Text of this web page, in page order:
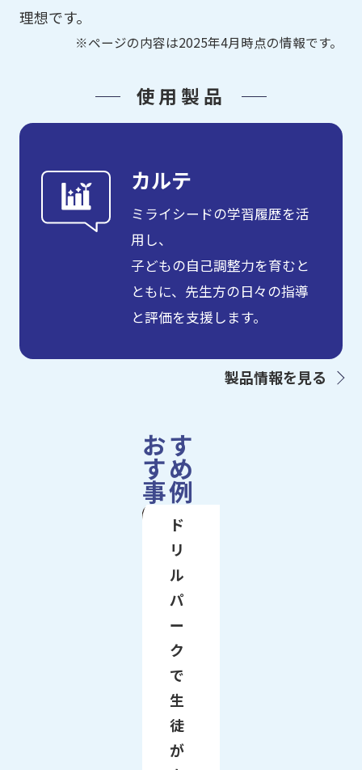
理想です。
※ページの内容は2025年4月時点の情報です。
使用製品
カルテ
ミライシードの学習履歴を活
用し、
子どもの自己調整力を育むと
ともに、先生方の日々の指導
と評価を支援します。
製品情報を見る
おす
すめ
事例
ド
リ
ル
パ
ー
ク
で
生
徒
が